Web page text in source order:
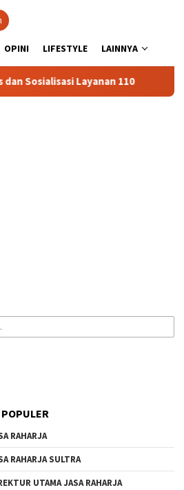
OPINI LIFESTYLE LAINNYA
Layanan 110 Jasa
RAHARJA
RAHARJA SULTRA
UTAMA JASA RAHARJA